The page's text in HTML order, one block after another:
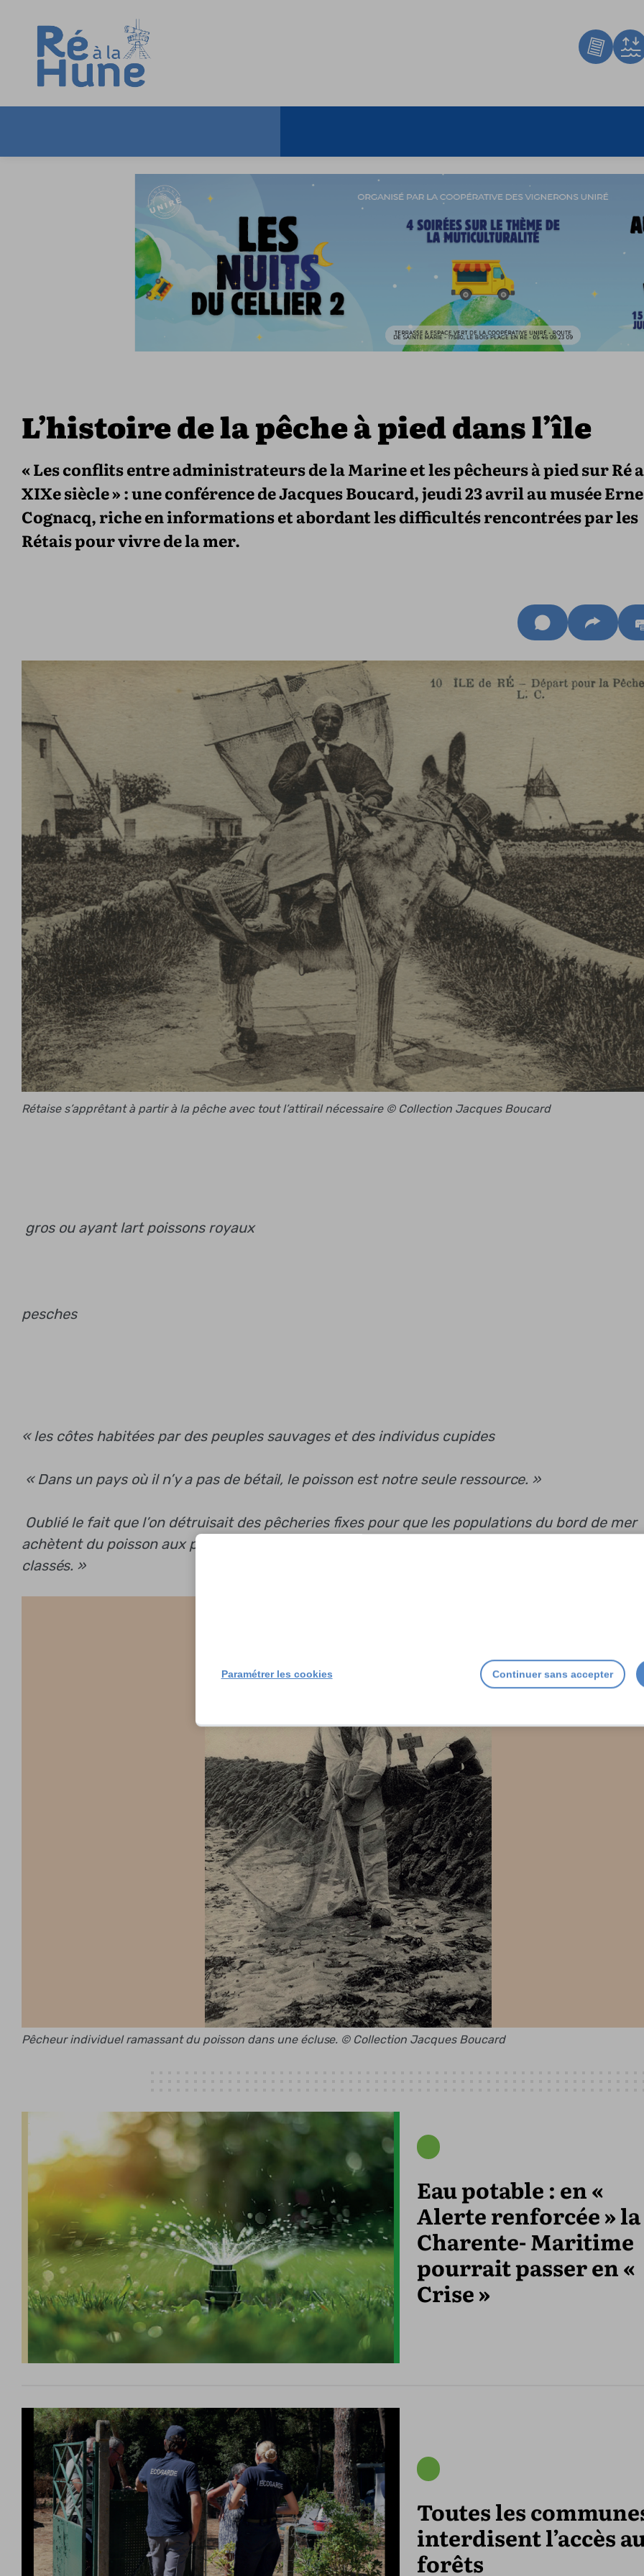
L’histoire de la pêche à pied dans l’île
« Les conflits entre administrateurs de la Marine et les pêcheurs à pied sur Ré
XIXe siècle » : une conférence de Jacques Boucard, jeudi 23 avril au musée
Cognacq, riche en informations et abordant les difficultés rencontrées par les
Rétais pour vivre de la mer.
Rétaise s’apprêtant à partir à la pêche avec tout l’attirail nécessaire © Collection Jacques Boucard
gros ou ayant lartpoissons royaux
pesches
« les côtes habitées par des peuples sauvages et des individus cupides
« Dans un pays où il n’y a pas de bétail, le poisson est notre seule ressource. »
Oublié le fait que l’on détruisait des pêcheries fixes pour que les populations du bord de mer
achètent du poisson aux pécheurs en bateaux pour développer la flotille et le nombre de
classés. »
Pêcheur individuel ramassant du poisson dans une écluse. © Collection Jacques Boucard
Eau potable : en «
Alerte renforcée » la
Charente- Maritime
pourrait passer en «
Crise »
Toutes les
interdisent l’accès
forêts
Continuer sans accepter
Paramétrer les cookies